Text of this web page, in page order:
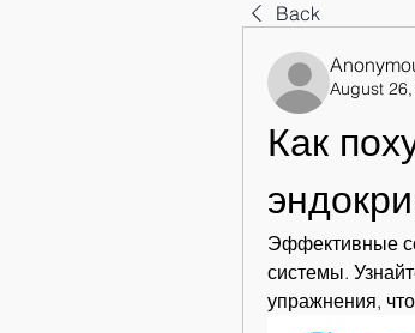
Back
August
Как
Эффективные
системы.
упражнения,